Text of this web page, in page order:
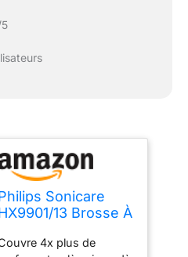
Sonicare
13 Brosse À
4x plus de